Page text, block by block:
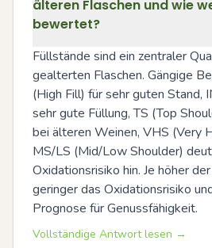
älteren Flaschen und wie
bewertet?
Füllstände sind ein zentraler
gealterten Flaschen. Gängige
(High Fill) für sehr guten Stand,
sehr gute Füllung, TS (Top
bei älteren Weinen, VHS (Very
MS/LS (Mid/Low Shoulder)
Oxidationsrisiko hin. Je höher
geringer das Oxidationsrisiko
Prognose für Genussfähigkeit.
Vollständige Antwort lesen →